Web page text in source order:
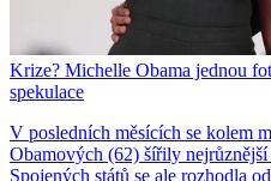
Krize? Michelle Obama jednou
spekulace
V posledních měsících se kolem
Obamových (62) šířily
Spojených států se ale rozhodla